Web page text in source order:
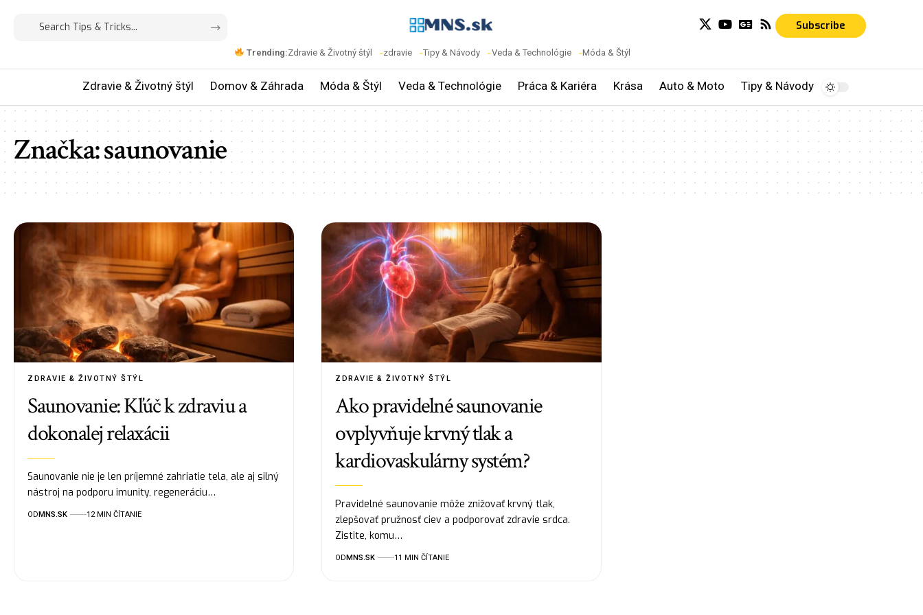
Trending:Zdravie & Životný štýl zdravie Tipy & Návody Veda & Technológie Móda & Štýl
Subscribe
Zdravie & Životný štýl Domov & Záhrada Móda & Štýl Veda & Technológie Práca & Kariéra Krása Auto & Moto Tipy & Návody
Značka:saunovanie
ZDRAVIE & ŽIVOTNÝ ŠTÝL
Saunovanie: Kľúč k zdraviu a
dokonalej relaxácii
Saunovanie nie je len príjemné zahriatie tela, ale aj silný
nástroj na podporu imunity, regeneráciu…
ODMNS.SK 12 MIN ČÍTANIE
ZDRAVIE & ŽIVOTNÝ ŠTÝL
Ako pravidelné saunovanie
ovplyvňuje krvný tlak a
kardiovaskulárny systém?
Pravidelné saunovanie môže znižovať krvný tlak,
zlepšovať pružnosť ciev a podporovať zdravie srdca.
Zistite, komu…
ODMNS.SK 11 MIN ČÍTANIE